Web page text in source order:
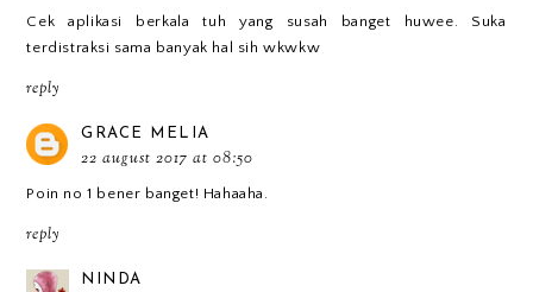
Cek aplikasi berkala tuh yang susah banget huwee. Suka
terdistraksi sama banyak hal sih wkwkw
reply
GRACE MELIA
22 august 2017 at 08:50
Poin no 1 bener banget! Hahaaha.
reply
NINDA